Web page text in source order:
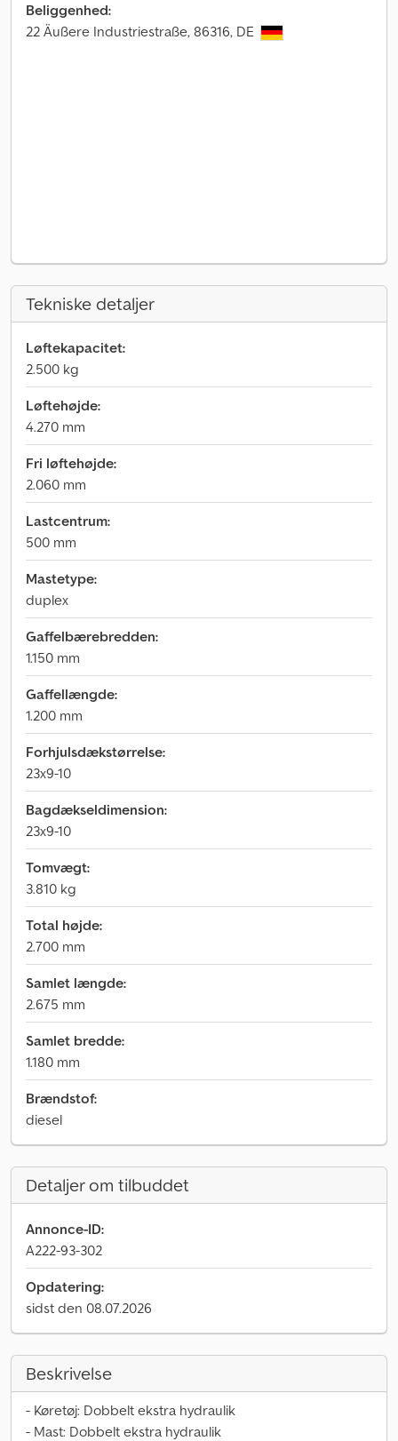
Beliggenhed:
22 Äußere Industriestraße, 86316, DE
Tekniske detaljer
Løftekapacitet:
2.500 kg
Løftehøjde:
4.270 mm
Fri løftehøjde:
2.060 mm
Lastcentrum:
500 mm
Mastetype:
duplex
Gaffelbærebredden:
1.150 mm
Gaffellængde:
1.200 mm
Forhjulsdækstørrelse:
23x9-10
Bagdækseldimension:
23x9-10
Tomvægt:
3.810 kg
Total højde:
2.700 mm
Samlet længde:
2.675 mm
Samlet bredde:
1.180 mm
Brændstof:
diesel
Detaljer om tilbuddet
Annonce-ID:
A222-93-302
Opdatering:
sidst den 08.07.2026
Beskrivelse
- Køretøj: Dobbelt ekstra hydraulik
- Mast: Dobbelt ekstra hydraulik